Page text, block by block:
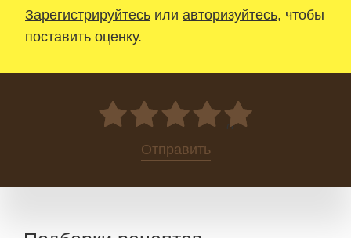
Зарегистрируйтесь или авторизуйтесь, чтобы
поставить оценку.
0
Отправить